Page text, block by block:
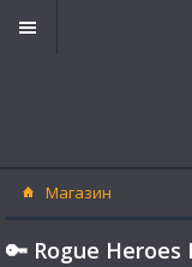
Магазин
🔑 Rogue